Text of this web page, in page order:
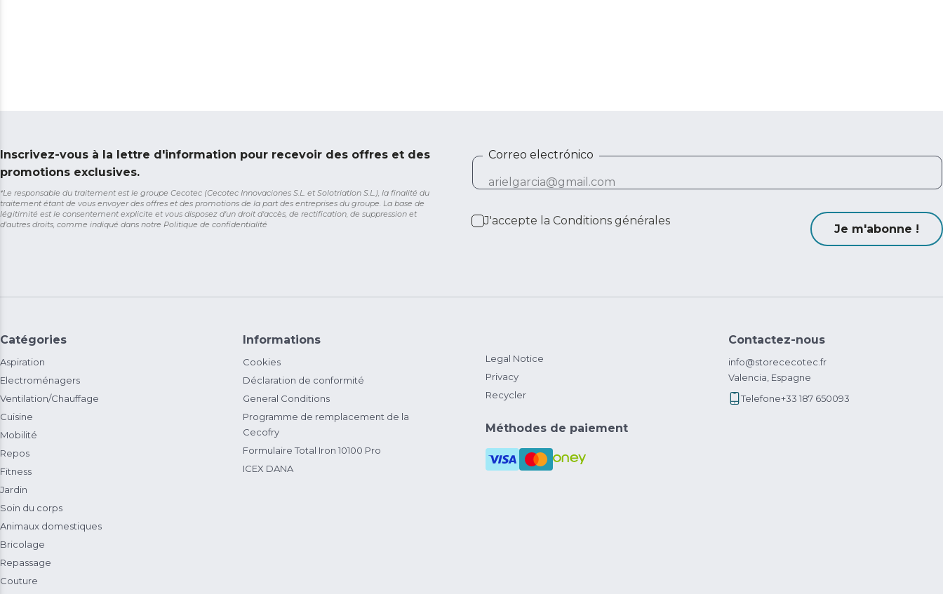
Inscrivez-vous à la lettre d'information pour recevoir des offres et des
promotions exclusives.
*Le responsable du traitement est le groupe Cecotec (Cecotec Innovaciones S.L. et Solotriatlon S.L.), la finalité du
traitement étant de vous envoyer des offres et des promotions de la part des entreprises du groupe. La base de
légitimité est le consentement explicite et vous disposez d'un droit d'accès, de rectification, de suppression et
d'autres droits, comme indiqué dans notre Politique de confidentialité
Correo electrónico
J'accepte la Conditions générales
Je m'abonne !
Catégories
Aspiration
Electroménagers
Ventilation/Chauffage
Cuisine
Mobilité
Repos
Fitness
Jardin
Soin du corps
Animaux domestiques
Bricolage
Repassage
Couture
Informations
Cookies
Déclaration de conformité
General Conditions
Programme de remplacement de la
Cecofry
Formulaire Total Iron 10100 Pro
ICEX DANA
Legal Notice
Privacy
Recycler
Méthodes de paiement
Contactez-nous
info@storececotec.fr
Valencia, Espagne
Telefone+33 187 650093